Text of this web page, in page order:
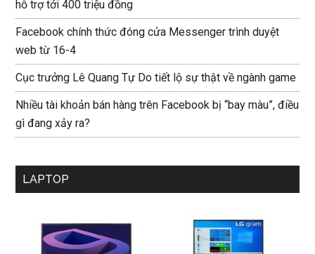
hỗ trợ tới 400 triệu đồng
Facebook chính thức đóng cửa Messenger trình duyệt
web từ 16-4
Cục trưởng Lê Quang Tự Do tiết lộ sự thật về ngành game
Nhiều tài khoản bán hàng trên Facebook bị “bay màu”, điều
gì đang xảy ra?
LAPTOP